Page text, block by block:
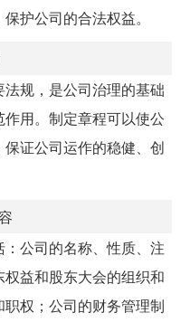
护公司的合法权益。
规，是公司治理的基础
用。制定章程可以使公
证公司运作的稳健、创
公司的名称、性质、注
益和股东大会的组织和
权；公司的财务管理制